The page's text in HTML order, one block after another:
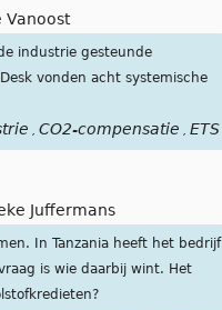
Vanoost
industrie gesteunde
vonden acht systemische
CO2-compensatie ETS
Juffermans
In Tanzania heeft het bedrijf
is wie daarbij wint. Het